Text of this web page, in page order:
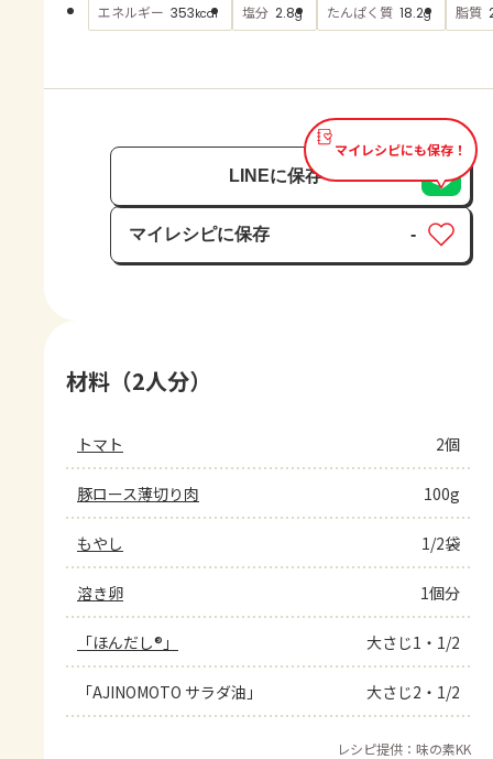
AJINOMOTO PARK とは
エネルギー 353kcal 塩分 2.8g たんぱく質 18.2g 脂質
マイレシピにも保存！
LINEに保存
マイレシピに保存
保存済み
-
材料（2人分）
トマト 2個
豚ロース薄切り肉 100g
もやし 1/2袋
溶き卵 1個分
「ほんだし®」 大さじ1・1/2
「AJINOMOTO サラダ油」 大さじ2・1/2
レシピ提供：味の素KK